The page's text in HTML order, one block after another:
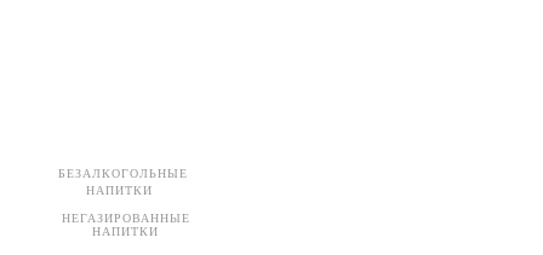
БЕЗАЛКОГОЛЬНЫЕ
НАПИТКИ
НЕГАЗИРОВАННЫЕ
НАПИТКИ